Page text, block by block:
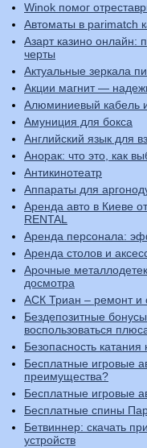
Winok помог
Автоматы в parimatch
Азарт казино онлайн:
черты
Актуальные зеркала
Акции магнит —
Алюминиевый кабель
Амуниция для бокса
Английский язык для
Анорак: что это, как
Антикинотеатр
Аппараты для
Аренда авто в Киеве
RENTAL
Аренда персонала:
Аренда столов и
Арочные
досмотра
АСК Триан – ремонт и
Бездепозитные
воспользоваться
Безопасность катания
Бесплатные игровые
преимущества?
Бесплатные игровые
Бесплатные спины
Бетвиннер: скачать
устройств